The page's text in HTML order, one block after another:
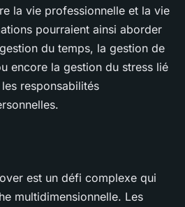
la vie professionnelle et la vie
pourraient ainsi aborder
du temps, la gestion de
encore la gestion du stress lié
responsabilités
est un défi complexe qui
multidimensionnelle. Les